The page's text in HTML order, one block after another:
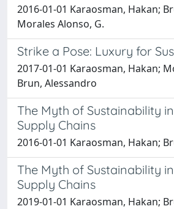
2016-01-01 Karaosman, Hakan;
Morales Alonso, G.
Strike a Pose: Luxury for
2017-01-01 Karaosman, Hakan;
Brun, Alessandro
The Myth of Sustainability
Supply Chains
2016-01-01 Karaosman, Hakan;
The Myth of Sustainability
Supply Chains
2019-01-01 Karaosman, Hakan;